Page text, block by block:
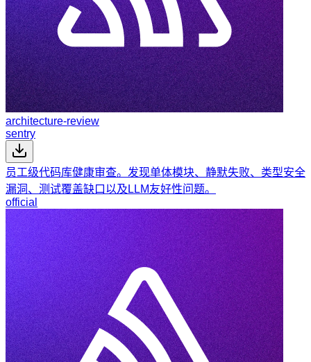
architecture-review
sentry
员工级代码库健康审查。发现单体模块、静默失败、类型安全
漏洞、测试覆盖缺口以及LLM友好性问题。
official